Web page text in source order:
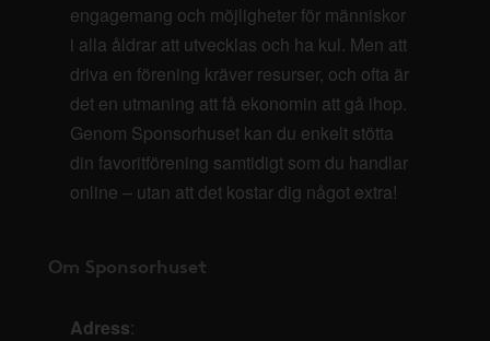
engagemang och möjligheter för människor
i alla åldrar att utvecklas och ha kul. Men att
driva en förening kräver resurser, och ofta är
det en utmaning att få ekonomin att gå ihop.
Genom Sponsorhuset kan du enkelt stötta
din favoritförening samtidigt som du handlar
online – utan att det kostar dig något extra!
Om Sponsorhuset
Adress: